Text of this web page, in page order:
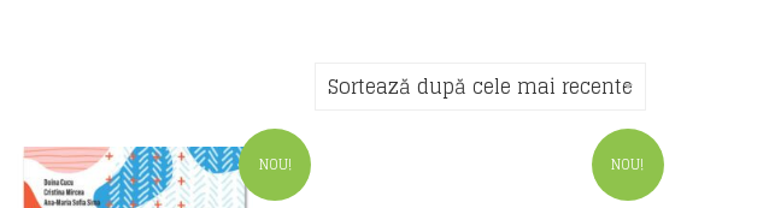
Sortează după cele mai recente
NOU! NOU!